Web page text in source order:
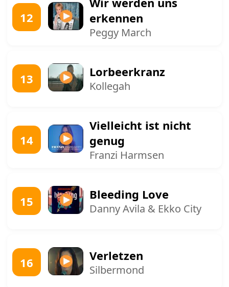
12
erkennen
Peggy March
13 Lorbeerkranz
Kollegah
14
Vielleicht ist nicht
genug
Franzi Harmsen
15 Bleeding Love
Danny Avila & Ekko City
16 Verletzen
Silbermond